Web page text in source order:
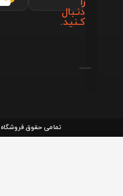
دنـبال
کـنید.
تمامی حقوق